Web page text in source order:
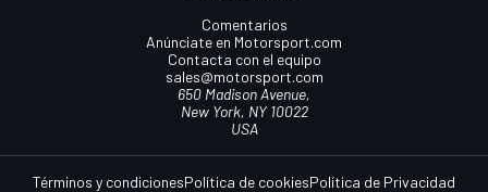
Comentarios
Anúnciate en Motorsport.com
Contacta con el equipo
sales@motorsport.com
650 Madison Avenue,
New York, NY 10022
USA
Términos y condicionesPolítica de cookiesPolítica de Privacidad